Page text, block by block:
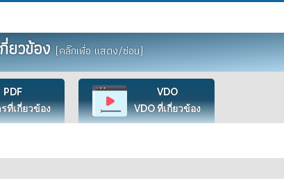
ยวข้อง(คลิ๊กเพื่อ แสดง/ซ่อน)
PDF
ที่เกี่ยวข้อง
VDO
VDO ที่เกี่ยวข้อง